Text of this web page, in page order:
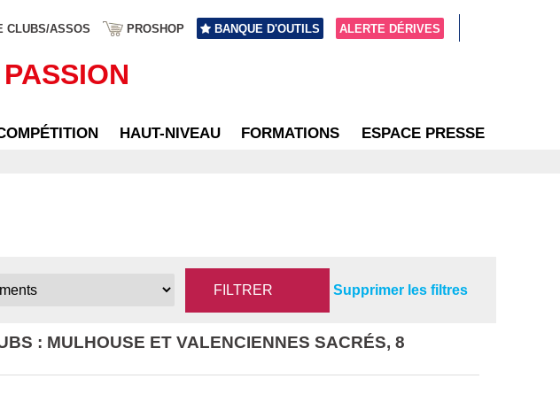
CLUBS/ASSOS PROSHOP BANQUE D'OUTILS ALERTE DÉRIVES
HAUT-NIVEAU FORMATIONS ESPACE PRESSE
Supprimer les filtres
: MULHOUSE ET VALENCIENNES SACRÉS, 8